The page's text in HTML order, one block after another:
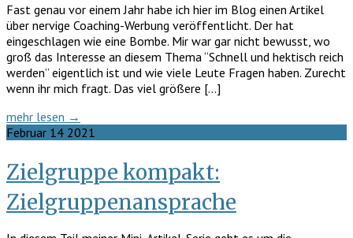
Fast genau vor einem Jahr habe ich hier im Blog einen Artikel
über nervige Coaching-Werbung veröffentlicht. Der hat
eingeschlagen wie eine Bombe. Mir war gar nicht bewusst, wo
groß das Interesse an diesem Thema “Schnell und hektisch reich
werden” eigentlich ist und wie viele Leute Fragen haben. Zurecht
wenn ihr mich fragt. Das viel größere […]
mehr lesen →
Februar 14 2021
Zielgruppe kompakt:
Zielgruppenansprache